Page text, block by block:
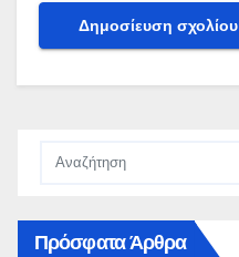
Πρόσφατα Άρθρα